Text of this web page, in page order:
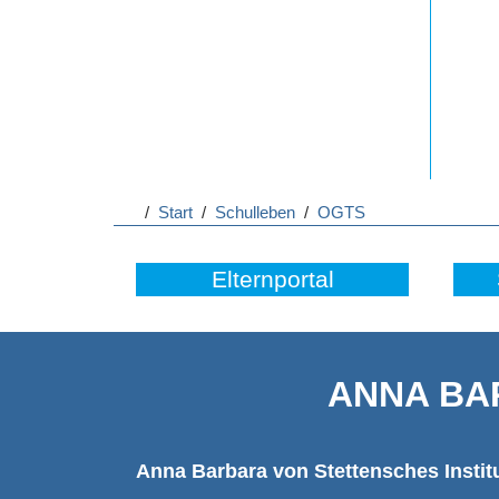
/ Start / Schulleben / OGTS
Elternportal
ANNA
Anna Barbara von Stettensches